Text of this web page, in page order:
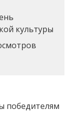
культуры